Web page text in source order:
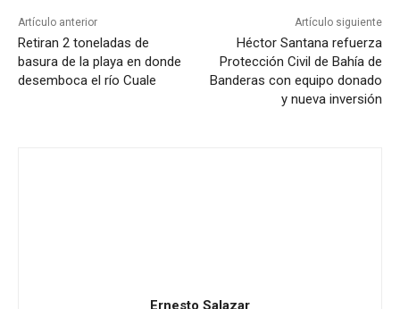
Artículo anterior
Retiran 2 toneladas de
basura de la playa en donde
desemboca el río Cuale
Artículo siguiente
Héctor Santana refuerza
Protección Civil de Bahía de
Banderas con equipo donado
y nueva inversión
Ernesto Salazar